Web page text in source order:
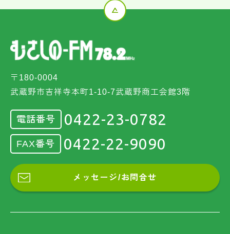
〒180-0004
武蔵野市吉祥寺本町1-10-7武蔵野商工会館3階
電話番号 0422-23-0782
FAX番号 0422-22-9090
メッセージ/お問合せ